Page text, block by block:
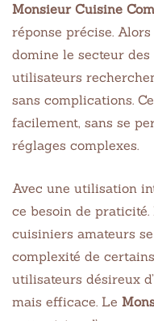
Monsieur Cuisine
réponse précise.
domine le secteur
utilisateurs
sans complications.
facilement, sans se
réglages complexes.
Avec une utilisation
ce besoin de praticité.
cuisiniers amateurs
complexité de
utilisateurs désireux
mais efficace. Le